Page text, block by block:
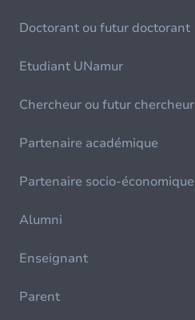
Doctorant ou futur doctorant
Etudiant UNamur
Chercheur ou futur chercheur
Partenaire académique
Partenaire socio-économique
Alumni
Enseignant
Parent